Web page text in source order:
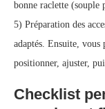
bonne raclette (souple
5) Préparation des
adaptés. Ensuite, vous
positionner, ajuster,
Checklist